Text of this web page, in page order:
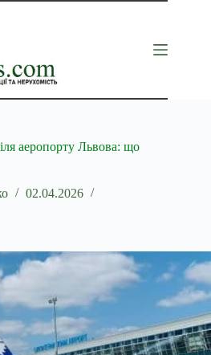
аеропорту Львова: що
02.04.2026